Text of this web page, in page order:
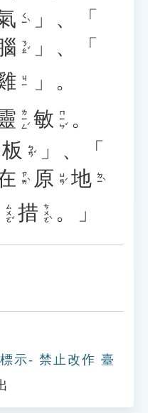
ㄑㄧˋ
」、「
ㄋㄠˇ
」、「
ㄐㄧ
」。
ㄌㄧㄥˊ 敏 ㄇㄧㄣˇ 。
板 ㄅㄢˇ
」、「
ㄗㄞˋ 原 ㄩㄢˊ 地 ㄉㄧˋ
ㄙㄨㄛˇ 措 ㄘㄨㄛˋ 。」
示- 禁止改作 臺